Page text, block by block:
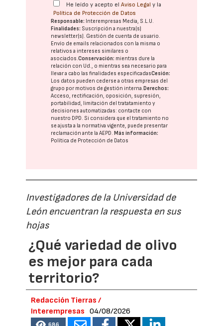
He leído y acepto elAviso Legal y la
Política de Protección de Datos
Responsable: Interempresas Media, S.L.U.
Finalidades: Suscripción a nuestra(s)
newsletter(s). Gestión de cuenta de usuario.
Envío de emails relacionados con la misma o
relativos a intereses similares o
asociados.Conservación: mientras dure la
relación con Ud., o mientras sea necesario para
llevar a cabo las finalidades especificadasCesión:
Los datos pueden cederse a otras empresas del
grupo por motivos de gestión interna.Derechos:
Acceso, rectificación, oposición, supresión,
portabilidad, limitación del tratatamiento y
decisiones automatizadas: contacte con
nuestro DPD. Si considera que el tratamiento no
se ajusta a la normativa vigente, puede presentar
reclamación ante laAEPD.Más información:
Política de Protección de Datos
Investigadores de la Universidad de
León encuentran la respuesta en sus
hojas
¿Qué variedad de olivo
es mejor para cada
territorio?
Redacción Tierras /
Interempresas
04/08/2026